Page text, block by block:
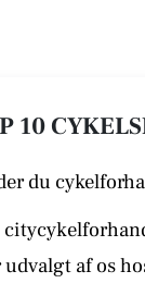
10
du
udvalgt af os